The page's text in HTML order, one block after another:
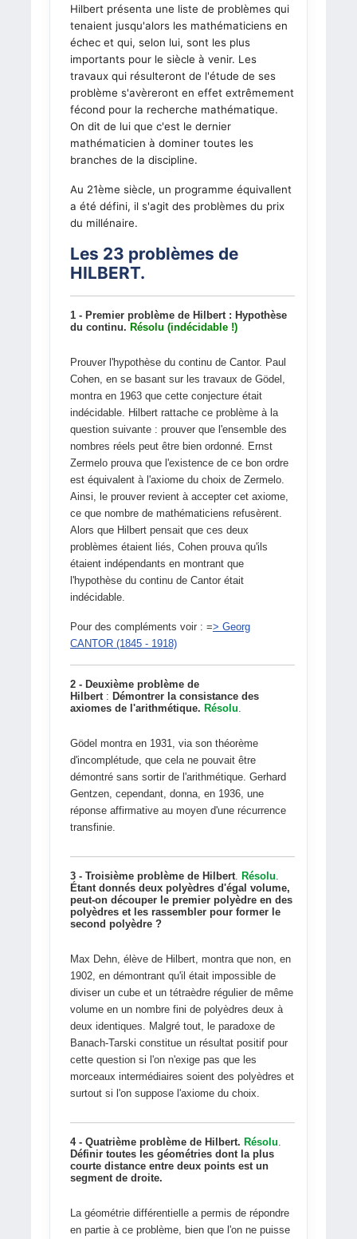
Hilbert présenta une liste de problèmes qui
tenaient jusqu'alors les mathématiciens en
échec et qui, selon lui, sont les plus
importants pour le siècle à venir. Les
travaux qui résulteront de l'étude de ses
problème s'avèreront en effet extrêmement
fécond pour la recherche mathématique.
On dit de lui que c'est le dernier
mathématicien à dominer toutes les
branches de la discipline.
Au 21ème siècle, un programme équivallent
a été défini, il s'agit des problèmes du prix
du millénaire.
Les 23 problèmes de
HILBERT.
1 - Premier problème de Hilbert : Hypothèse
du continu. Résolu (indécidable !)
Prouver l'hypothèse du continu de Cantor. Paul
Cohen, en se basant sur les travaux de Gödel,
montra en 1963 que cette conjecture était
indécidable. Hilbert rattache ce problème à la
question suivante : prouver que l'ensemble des
nombres réels peut être bien ordonné. Ernst
Zermelo prouva que l'existence de ce bon ordre
est équivalent à l'axiome du choix de Zermelo.
Ainsi, le prouver revient à accepter cet axiome,
ce que nombre de mathématiciens refusèrent.
Alors que Hilbert pensait que ces deux
problèmes étaient liés, Cohen prouva qu'ils
étaient indépendants en montrant que
l'hypothèse du continu de Cantor était
indécidable.
Pour des compléments voir : => Georg
CANTOR (1845 - 1918)
2 - Deuxième problème de
Hilbert: Démontrer la consistance des
axiomes de l'arithmétique. Résolu.
Gödel montra en 1931, via son théorème
d'incomplétude, que cela ne pouvait être
démontré sans sortir de l'arithmétique. Gerhard
Gentzen, cependant, donna, en 1936, une
réponse affirmative au moyen d'une récurrence
transfinie.
3 - Troisième problème de Hilbert. Résolu.
Étant donnés deux polyèdres d'égal volume,
peut-on découper le premier polyèdre en des
polyèdres et les rassembler pour former le
second polyèdre ?
Max Dehn, élève de Hilbert, montra que non, en
1902, en démontrant qu'il était impossible de
diviser un cube et un tétraèdre régulier de même
volume en un nombre fini de polyèdres deux à
deux identiques. Malgré tout, le paradoxe de
Banach-Tarski constitue un résultat positif pour
cette question si l'on n'exige pas que les
morceaux intermédiaires soient des polyèdres et
surtout si l'on suppose l'axiome du choix.
4 - Quatrième problème de Hilbert. Résolu.
Définir toutes les géométries dont la plus
courte distance entre deux points est un
segment de droite.
La géométrie différentielle a permis de répondre
en partie à ce problème, bien que l'on ne puisse